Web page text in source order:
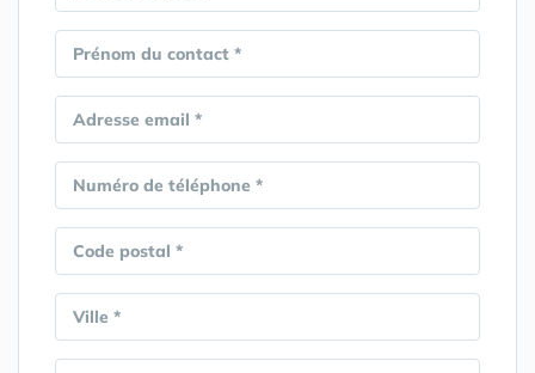
Prénom du contact *
Adresse email *
Numéro de téléphone *
Code postal *
Ville *